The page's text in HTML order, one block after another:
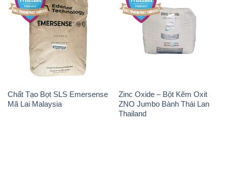
Chất Tạo Bọt SLS Emersense
Mã Lai Malaysia
Zinc Oxide – Bột Kẽm Oxit
ZNO Jumbo Bành Thái Lan
Thailand